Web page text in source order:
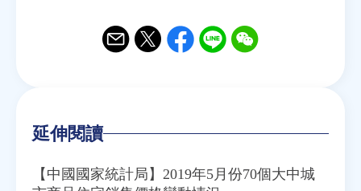
延伸閱讀
【中國國家統計局】2019年5月份70個大中城